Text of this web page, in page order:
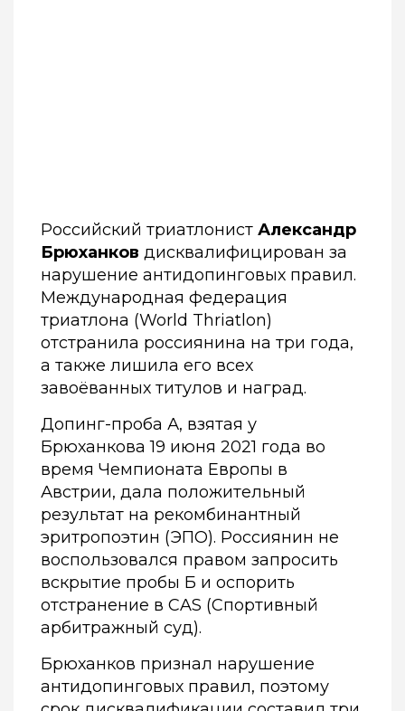
Российский триатлонист Александр
Брюханков дисквалифицирован за
нарушение антидопинговых правил.
Международная федерация
триатлона (World Thriatlon)
отстранила россиянина на три года,
а также лишила его всех
завоёванных титулов и наград.
Допинг-проба А, взятая у
Брюханкова 19 июня 2021 года во
время Чемпионата Европы в
Австрии, дала положительный
результат на рекомбинантный
эритропоэтин (ЭПО). Россиянин не
воспользовался правом запросить
вскрытие пробы Б и оспорить
отстранение в CAS (Спортивный
арбитражный суд).
Брюханков признал нарушение
антидопинговых правил, поэтому